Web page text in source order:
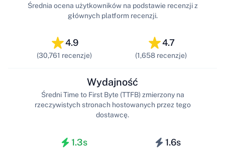
4.9
(30,761 recenzje)
Średnia ocena użytkowników na podstawie recenzji z
głównych platform recenzji.
4.7
(1,658 recenzje)
1.3s
Wydajność
Średni Time to First Byte (TTFB) zmierzony na
rzeczywistych stronach hostowanych przez tego
dostawcę.
1.6s